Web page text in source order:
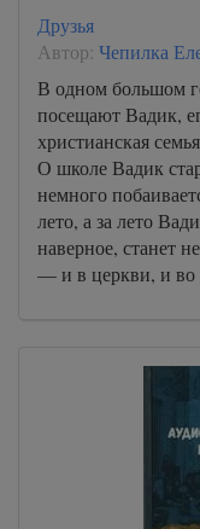
A-Book/02_ot_Marka/
A-Book/02_ot_Marka/
A-Book/
A-Book/03_ot_Luki/
A-Book/03_ot_Luki/
A-Book/03_ot_Luki/
A-Book/03_ot_Luki/
A-Book/03_ot_Luki/
A-Book/03_ot_Luki/
A-Book/03_ot_Luki/
A-Book/03_ot_Luki/
A-Book/03_ot_Luki/
Друзья
Автор: Чепилка
В одном большом
посещают Вадик,
христианская
О школе Вадик
немного
лето, а за лето
наверное, станет
— и в церкви, и во